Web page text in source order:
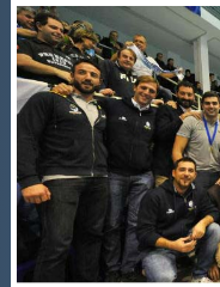
Fondo
Salvamento
Master
Formazione